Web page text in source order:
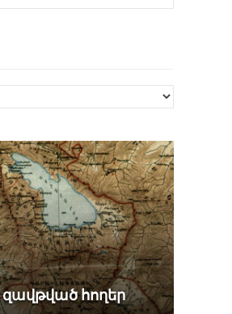
զավթված հողեր